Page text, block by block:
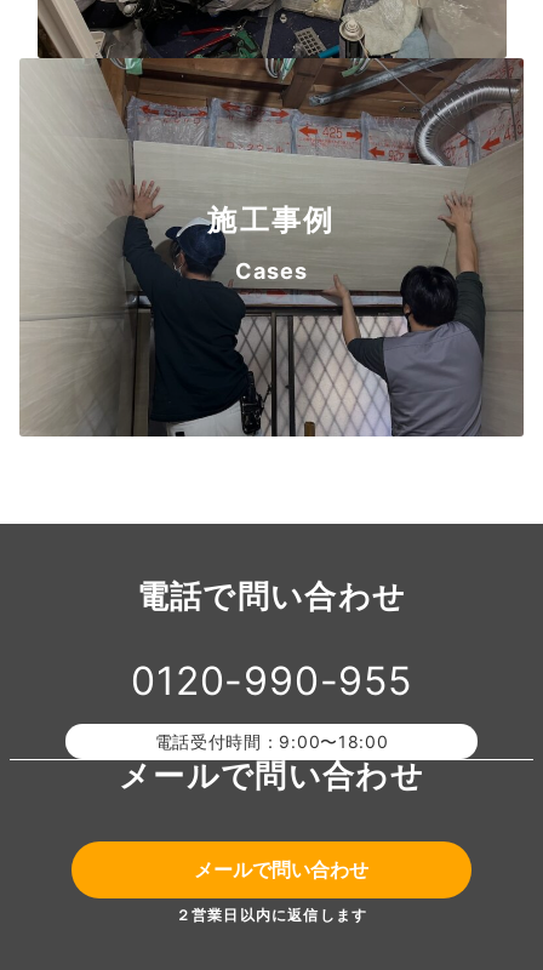
施工事例
Cases
電話で問い合わせ
0120-990-955
電話受付時間：9:00〜18:00
メールで問い合わせ
メールで問い合わせ
２営業日以内に返信します